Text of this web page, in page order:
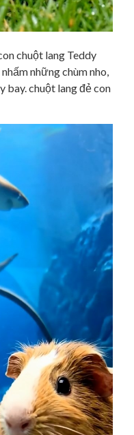
chuột lang Teddy
những chùm nho,
bay. chuột lang đẻ con